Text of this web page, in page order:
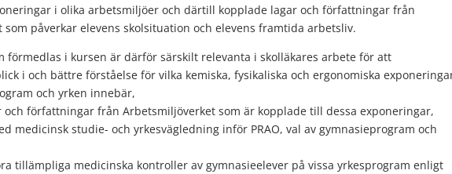
i olika arbetsmiljöer och därtill kopplade lagar och författningar från
påverkar elevens skolsituation och elevens framtida arbetsliv.
förmedlas i kursen är därför särskilt relevanta i skolläkares arbete för att
i och bättre förståelse för vilka kemiska, fysikaliska och ergonomiska
och yrken innebär,
och författningar från Arbetsmiljöverket som är kopplade till dessa exponeringar,
medicinsk studie- och yrkesvägledning inför PRAO, val av gymnasieprogram och
tillämpliga medicinska kontroller av gymnasieelever på vissa yrkesprogram enligt